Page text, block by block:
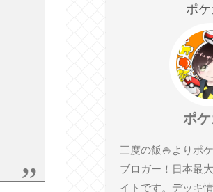
ポ
ポ
三度の飯🍚よりポ
ブロガー！日本最
イトです。デッキ